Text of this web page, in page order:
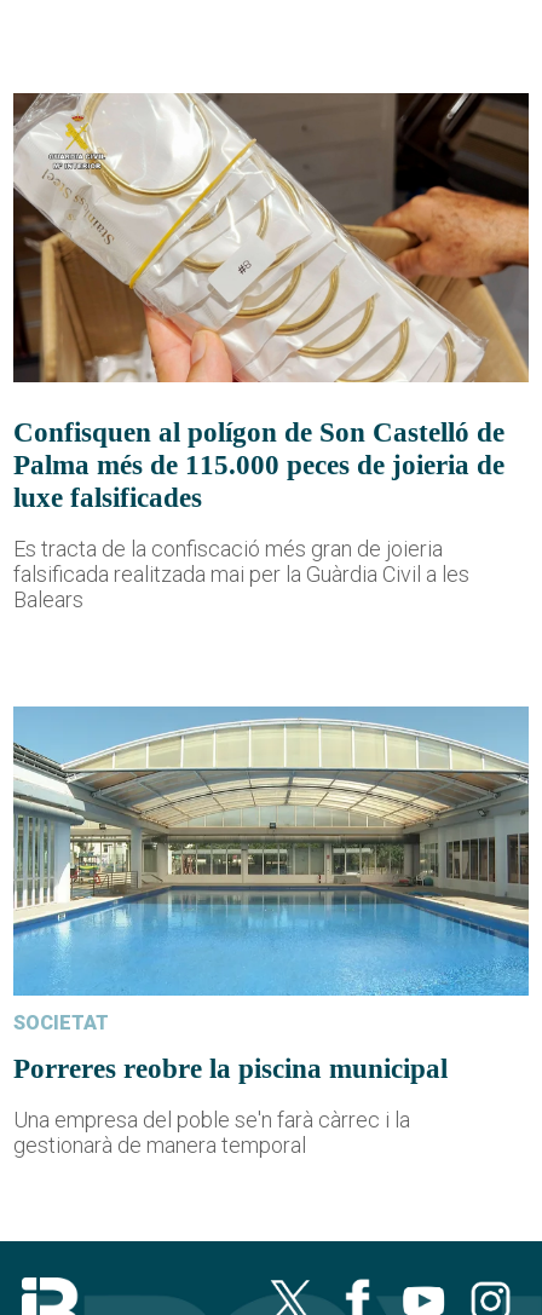
Confisquen al polígon de Son Castelló de
Palma més de 115.000 peces de joieria de
luxe falsificades
Es tracta de la confiscació més gran de joieria
falsificada realitzada mai per la Guàrdia Civil a les
Balears
SOCIETAT
Porreres reobre la piscina municipal
Una empresa del poble se'n farà càrrec i la
gestionarà de manera temporal